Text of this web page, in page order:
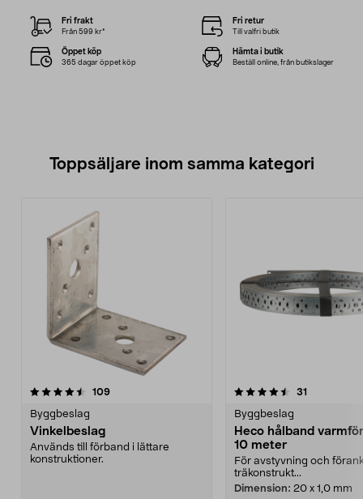
Fri frakt
Från 599 kr*
Fri retur
Till valfri butik
Öppet köp
365 dagar öppet köp
Hämta i butik
Beställ online, från butikslager
Toppsäljare inom samma kategori
109recensioner
Byggbeslag
Vinkelbeslag
Används till förband i lättare
konstruktioner.
4.5 av 5 stjärnor 31
Byggbeslag
Heco hålband
10 meter
För avstyvning och
träkonstrukt...
Dimension: 20 x 1,0 mm
0.0 av 5 stjärnor